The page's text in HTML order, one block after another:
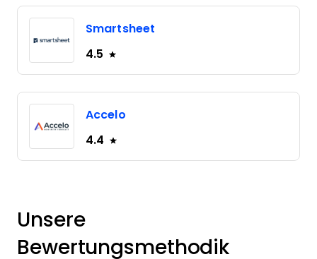
Smartsheet
4.5
Accelo
4.4
Unsere
Bewertungsmethodik